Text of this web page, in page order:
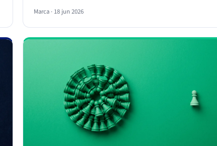
sans serif para texto, o al revés. Lo que nunca funciona es
juntar dos fuentes parecidas pero no iguales: el ojo nota el
choque aunque no sepa por qué.
Marca · 18 jun 2026